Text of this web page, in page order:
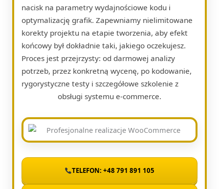
nacisk na parametry wydajnościowe kodu i
optymalizację grafik. Zapewniamy nielimitowane
korekty projektu na etapie tworzenia, aby efekt
końcowy był dokładnie taki, jakiego oczekujesz.
Proces jest przejrzysty: od darmowej analizy
potrzeb, przez konkretną wycenę, po kodowanie,
rygorystyczne testy i szczegółowe szkolenie z
obsługi systemu e-commerce.
TELEFON: +48 791 891 105